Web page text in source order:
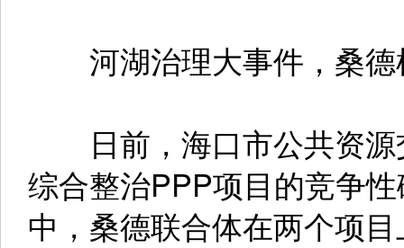
河湖治理大事件，桑德
日前，海口市公共资源
综合整治PPP项目的竞争
中，桑德联合体在两个项